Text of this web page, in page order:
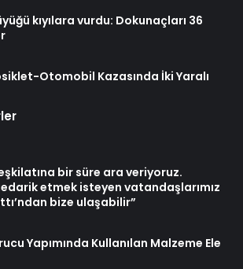
kıyılara vurdu: Dokunaçları 36
Otomobil Kazasında İki Yaralı
bir süre ara veriyoruz.
etmek isteyen vatandaşlarımız
bize ulaşabilir”
Yapımında Kullanılan Malzeme Ele